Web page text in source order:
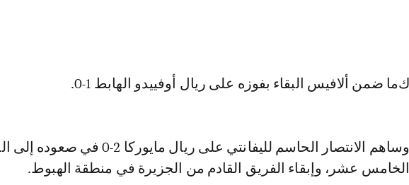
كما ضمن ألافيس البقاء بفوزه على ريال أوفييدو الهابط 1-0.
وساهم الانتصار الحاسم لليفانتي على ريال مايوركا 2-0 في
الخامس عشر، وإبقاء الفريق القادم من الجزيرة في منطقة الهبوط.